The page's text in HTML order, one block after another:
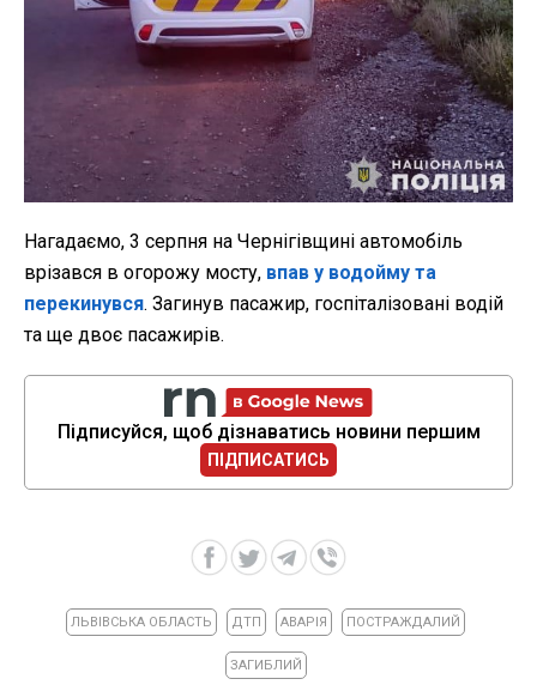
Нагадаємо, 3 серпня на Чернігівщині автомобіль
врізався в огорожу мосту, впав у водойму та
перекинувся. Загинув пасажир, госпіталізовані водій
та ще двоє пасажирів.
Підписуйся, щоб дізнаватись новини першим
ПІДПИСАТИСЬ
ЛЬВІВСЬКА ОБЛАСТЬ ДТП АВАРІЯ ПОСТРАЖДАЛИЙ
ЗАГИБЛИЙ